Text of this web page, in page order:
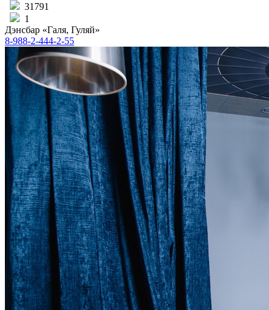
31791
1
Дэнсбар «Галя, Гуляй»
8-988-2-444-2-55